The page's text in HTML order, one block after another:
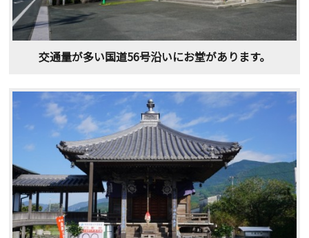
交通量が多い国道56号沿いにお堂があります。